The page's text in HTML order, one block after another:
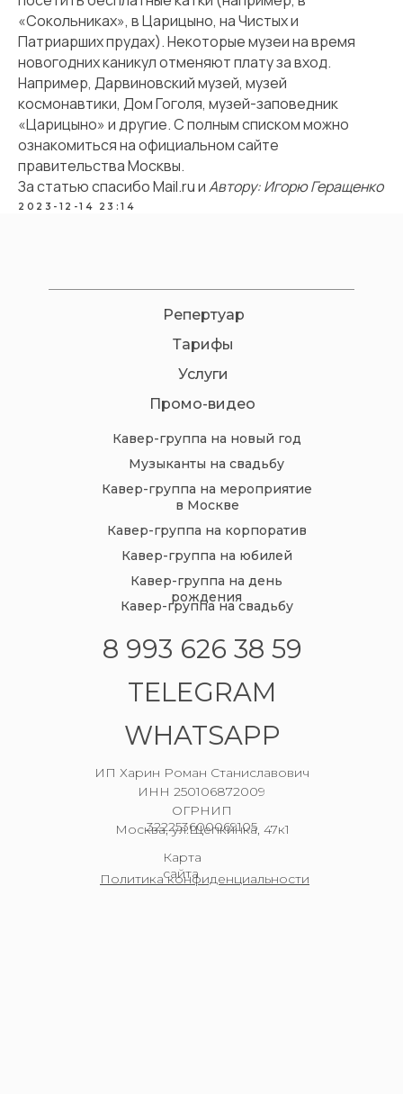
«Сокольниках», в Царицыно, на Чистых и
Патриарших прудах). Некоторые музеи на время
новогодних каникул отменяют плату за вход.
Например, Дарвиновский музей, музей
космонавтики, Дом Гоголя, музей-заповедник
«Царицыно» и другие. С полным списком можно
ознакомиться на официальномсайте
правительства Москвы.
За статью спасибоMail.ruиАвтору: Игорю Геращенко
2023-12-14 23:14
Политика конфиденциальности
Москва, ул.Щепкинка, 47к1
Карта
сайта
Промо-видео
Репертуар
Тарифы
Услуги
8 993 626 38 59
ИП Харин Роман Станиславович
ОГРНИП
322253600069105
TELEGRAM
WHATSAPP
Кавер-группа на свадьбу
Кавер-группа на день
рождения
Кавер-группа на юбилей
Кавер-группа на корпоратив
Кавер-группа на мероприятие
в Москве
Кавер-группа на новый год
Музыканты на свадьбу
ИНН 250106872009